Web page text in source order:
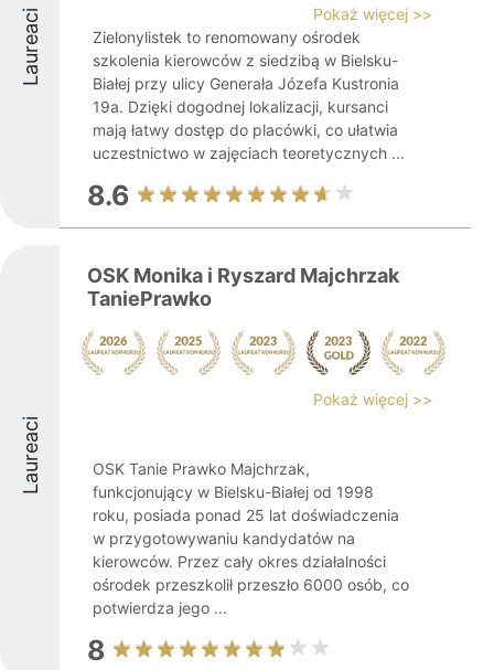
Laureaci
Pokaż więcej >>
Zielonylistek to renomowany ośrodek
szkolenia kierowców z siedzibą w Bielsku-
Białej przy ulicy Generała Józefa Kustronia
19a. Dzięki dogodnej lokalizacji, kursanci
mają łatwy dostęp do placówki, co ułatwia
uczestnictwo w zajęciach teoretycznych ...
8.6
Laureaci
OSK Monika i Ryszard Majchrzak
TaniePrawko
Pokaż więcej >>
OSK Tanie Prawko Majchrzak,
funkcjonujący w Bielsku-Białej od 1998
roku, posiada ponad 25 lat doświadczenia
w przygotowywaniu kandydatów na
kierowców. Przez cały okres działalności
ośrodek przeszkolił przeszło 6000 osób, co
potwierdza jego ...
8